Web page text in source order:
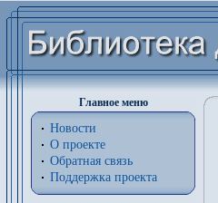
Главное меню
Новости
О проекте
Обратная связь
Поддержка проекта